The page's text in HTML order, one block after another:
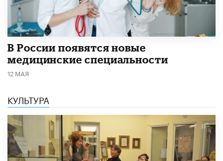
В России появятся новые
медицинские специальности
12 МАЯ
КУЛЬТУРА